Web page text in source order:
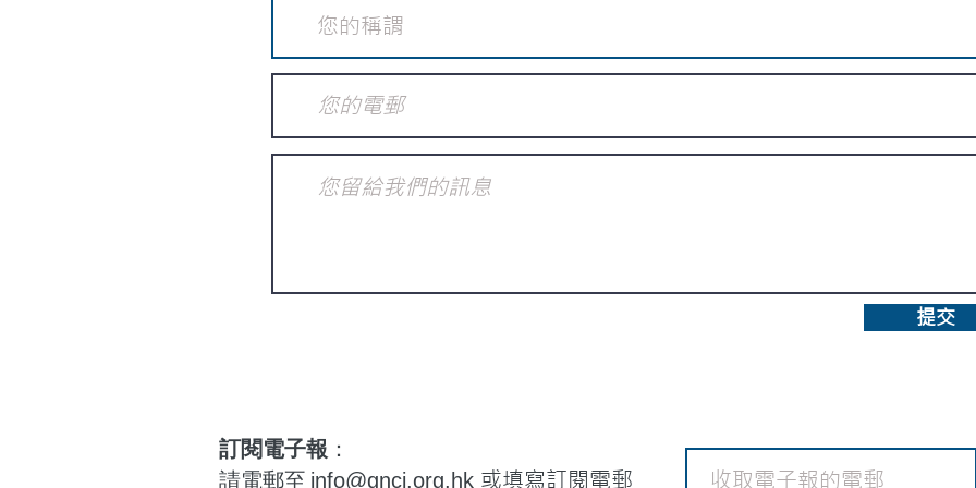
提交
訂閱電子報：
請電郵至 info@gnci.org.hk 或填寫訂閱電郵